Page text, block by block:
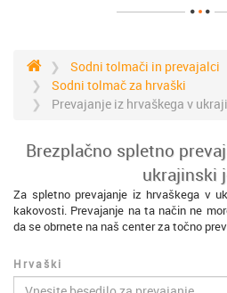
Sodni tolmači in prevajalci
Sodni tolmač za hrvaški
Prevajanje iz hrvaškega v
Brezplačno spletno
ukrajinski
Za spletno prevajanje iz hrvaškega v
kakovosti. Prevajanje na ta način ne
da se obrnete na naš center za točno
Hrvaški